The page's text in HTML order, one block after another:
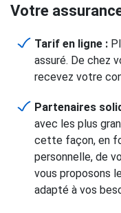
Votre
Tarif en ligne :
assuré. De chez
recevez votre
Partenaires
avec les plus
cette façon, en
personnelle, de
vous proposons
adapté à vos